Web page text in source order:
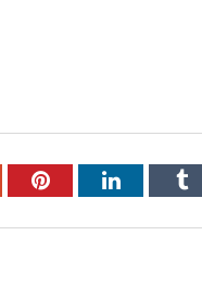
PinterestLinkedIn